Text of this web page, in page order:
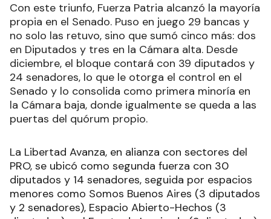
Con este triunfo, Fuerza Patria alcanzó la mayoría
propia en el Senado. Puso en juego 29 bancas y
no solo las retuvo, sino que sumó cinco más: dos
en Diputados y tres en la Cámara alta. Desde
diciembre, el bloque contará con 39 diputados y
24 senadores, lo que le otorga el control en el
Senado y lo consolida como primera minoría en
la Cámara baja, donde igualmente se queda a las
puertas del quórum propio.
La Libertad Avanza, en alianza con sectores del
PRO, se ubicó como segunda fuerza con 30
diputados y 14 senadores, seguida por espacios
menores como Somos Buenos Aires (3 diputados
y 2 senadores), Espacio Abierto-Hechos (3